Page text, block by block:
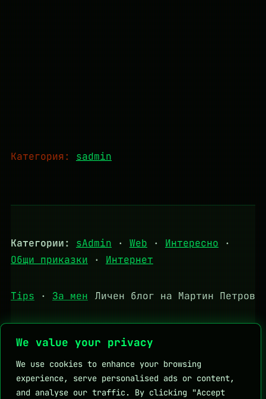
We value your privacy
We use cookies to enhance your browsing
experience, serve personalised ads or content,
and analyse our traffic. By clicking "Accept
Категория: sadmin
Категории: sAdmin · Web · Интересно ·
Общи приказки · Интернет
Tips · За мен Личен блог на Мартин Петров
Полезни връзки: DHStudio
KapkaMed
Личен блог на Мартин Петров